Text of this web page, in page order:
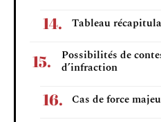
Tableau
Possibilités de
d’infraction
Cas de force